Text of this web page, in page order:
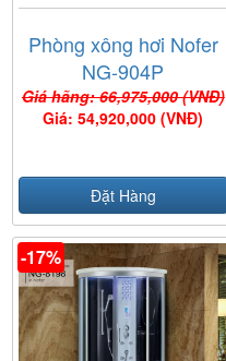
Phòng xông hơi Nofer
NG-904P
Giá hãng: 66,975,000 (VNĐ)
Giá: 54,920,000 (VNĐ)
Đặt Hàng
-17%